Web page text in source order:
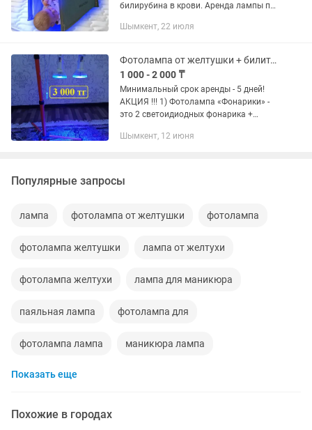
билирубина в крови. Аренда лампы по
Шымкент, 22 июля
Фотолампа от желтушки + билитест
1 000 - 2 000 ₸
Минимальный срок аренды - 5 дней!
АКЦИЯ !!! 1) Фотолампа «Фонарики» -
это 2 светоидиодных фонарика +
(бескровный замер уровня
Шымкент, 12 июня
Популярные запросы
лампа фотолампа от желтушки фотолампа
фотолампа желтушки лампа от желтухи
фотолампа желтухи лампа для маникюра
паяльная лампа фотолампа для
фотолампа лампа маникюра лампа
лампа ночник
Показать еще
Похожие в городах